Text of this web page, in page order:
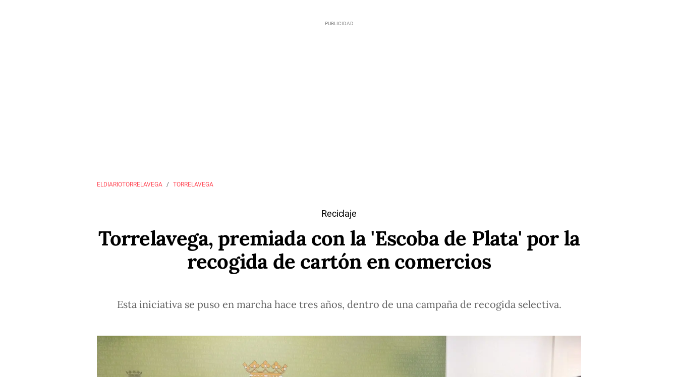
ELDIARIOTORRELAVEGA TORRELAVEGA
Reciclaje
Torrelavega, premiada con la 'Escoba de Plata' por la
recogida de cartón en comercios
Esta iniciativa se puso en marcha hace tres años, dentro de una campaña de recogida selectiva.